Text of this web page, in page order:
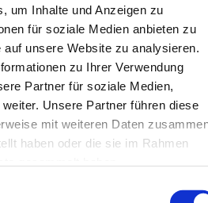
um Inhalte und Anzeigen zu
für soziale Medien anbieten zu
auf unsere Website zu analysieren.
zu Ihrer Verwendung
Partner für soziale Medien,
Unsere Partner führen diese
mit weiteren Daten
haben oder die sie im Rahmen